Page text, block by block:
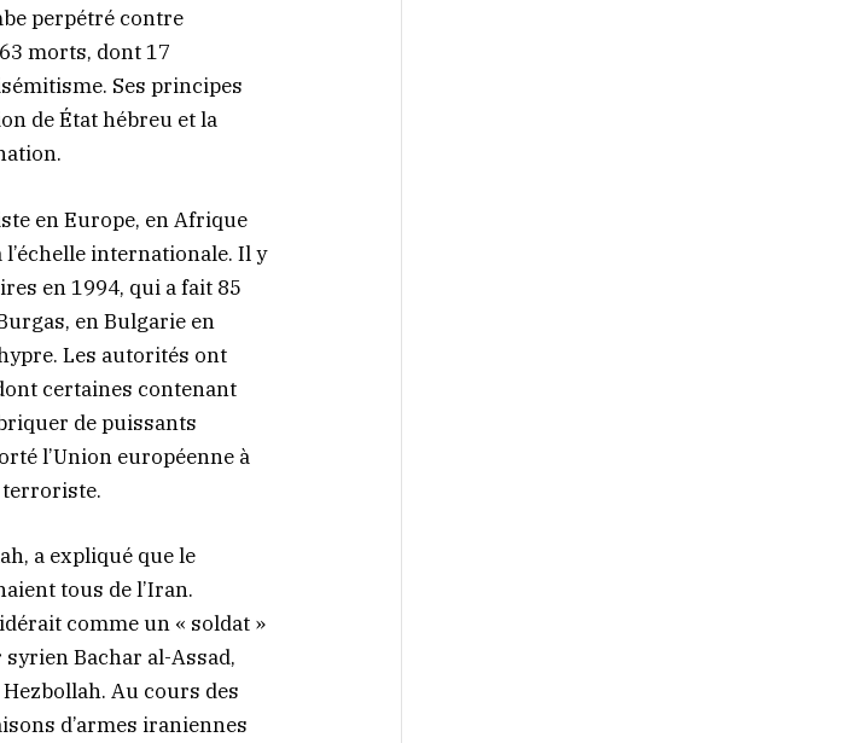
perpétré contre
morts, dont 17
Ses principes
de État hébreu et la
en Europe, en Afrique
internationale. Il y
en 1994, qui a fait 85
en Bulgarie en
Les autorités ont
certaines contenant
de puissants
l’Union européenne à
terroriste.
a expliqué que le
tous de l’Iran.
comme un « soldat »
Bachar al-Assad,
Au cours des
d’armes iraniennes